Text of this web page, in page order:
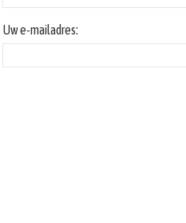
Uw e-mailadres: